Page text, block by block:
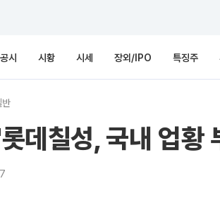
공시 시황 시세 장외/IPO 특징주
반
데칠성, 국내 업황